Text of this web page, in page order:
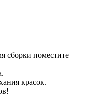
сборки поместите
красок.